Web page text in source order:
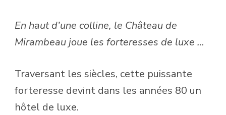
En haut d’une colline, le Château de
Mirambeau joue les forteresses de luxe …
Traversant les siècles, cette puissante
forteresse devint dans les années 80 un
hôtel de luxe.